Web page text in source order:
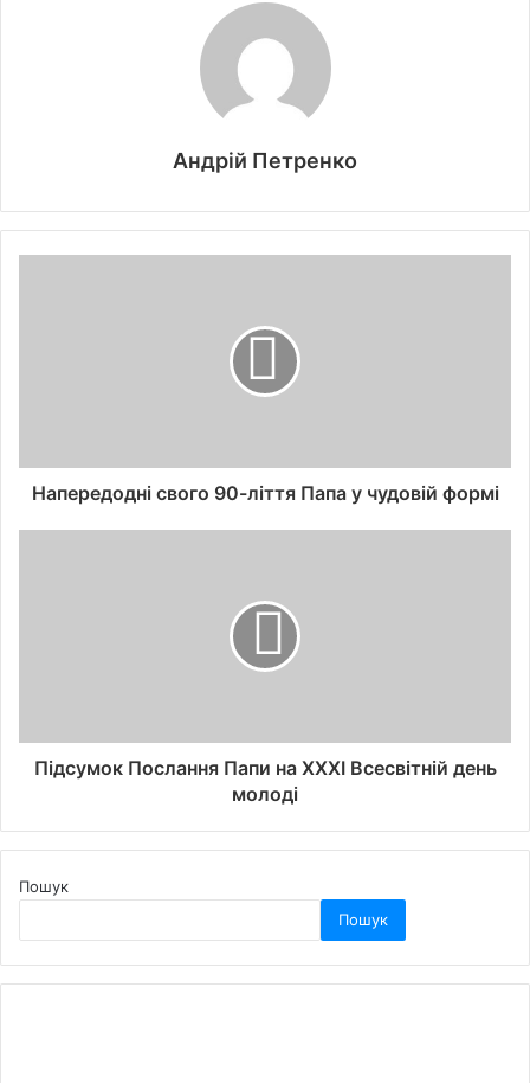
Андрій Петренко
Напередодні свого 90-ліття Папа у чудовій формі
Підсумок Послання Папи на ХХХІ Всесвітній день
молоді
Пошук
Пошук